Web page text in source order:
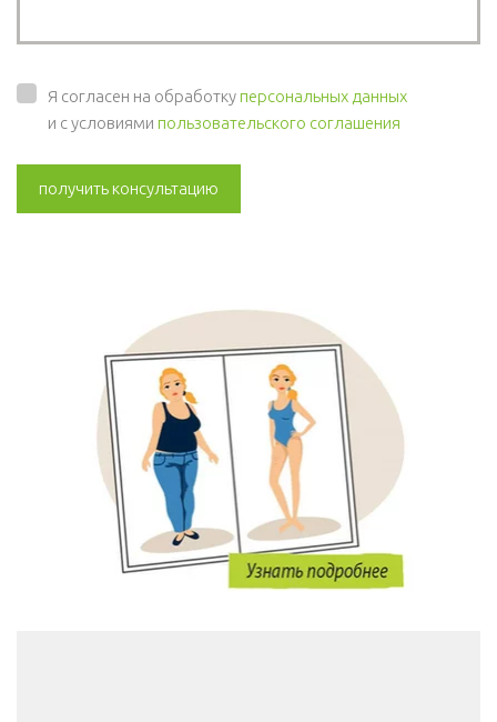
Я согласен на обработкуперсональных данных
и с условиями пользовательского соглашения
получить консультацию